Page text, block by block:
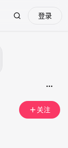
Search登录
关注